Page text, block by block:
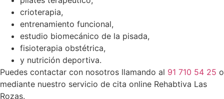
crioterapia,
entrenamiento funcional,
estudio biomecánico de la pisada,
fisioterapia obstétrica,
y nutrición deportiva.
Puedes contactar con nosotros llamando al 91 710 54 25 o
mediante nuestro servicio de cita online Rehabtiva Las
Rozas.